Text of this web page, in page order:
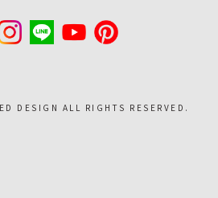
DESIGN ALL RIGHTS RESERVED.